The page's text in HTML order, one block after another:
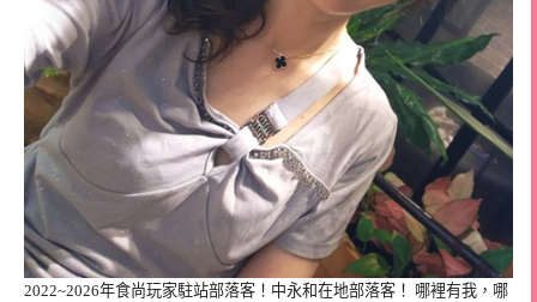
2022~2026年食尚玩家駐站部落客！中永和在地部落客！ 哪裡有我，哪